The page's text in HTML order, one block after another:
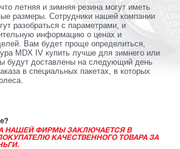
летняя и зимняя резина могут иметь
размеры. Сотрудники нашей компании
разобраться с параметрами, и
информацию о ценах и
Вам будет проще определиться,
MDX IV купить лучше для зимнего или
будут доставлены на следующий день
в специальных пакетах, в которых
НАШЕЙ ФИРМЫ ЗАКЛЮЧАЕТСЯ В
КАЧЕСТВЕННОГО ТОВАРА ЗА